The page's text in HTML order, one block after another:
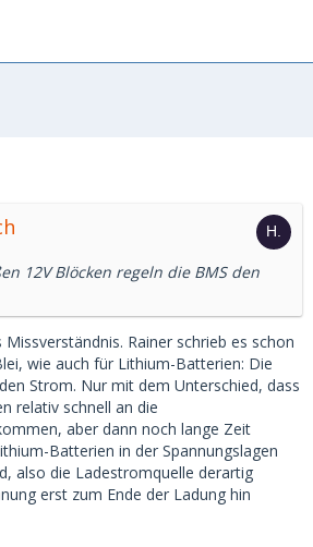
12V Blöcken regeln die BMS den
Rainer schrieb es schon
wie auch für Lithium-Batterien: Die
Strom. Nur mit dem Unterschied, dass
relativ schnell an die
aber dann noch lange Zeit
Batterien in der Spannungslagen
also die Ladestromquelle derartig
erst zum Ende der Ladung hin